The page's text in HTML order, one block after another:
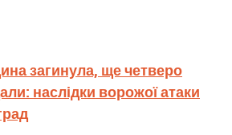
загинула, ще четверо
наслідки ворожої атаки